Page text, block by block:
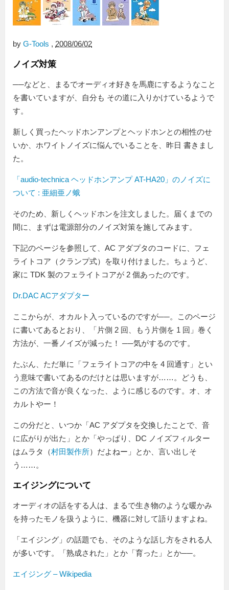
by G-Tools , 2008/06/02
ノイズ対策
──などと、まるでオーディオ好きを馬鹿にするようなこと
を書いていますが、自分も その道に入りかけているようで
す。
新しく買ったヘッドホンアンプとヘッドホンとの相性のせ
いか、ホワイトノイズに悩んでいることを、昨日 書きまし
た。
「audio-technica ヘッドホンアンプ AT-HA20」のノイズに
ついて : 亜細亜ノ蛾
そのため、新しくヘッドホンを注文しました。届くまでの
間に、まずは電源部分のノイズ対策を施してみます。
下記のページを参照して、AC アダプタのコードに、フェ
ライトコア（クランプ式）を取り付けました。ちょうど、
家に TDK 製のフェライトコアが 2 個あったのです。
Dr.DAC ACアダプター
ここからが、オカルト入っているのですが──。このページ
に書いてあるとおり、「片側 2 回、もう片側を 1 回」巻く
方法が、一番ノイズが減った！ ──気がするのです。
たぶん、ただ単に「フェライトコアの中を 4 回通す」とい
う意味で書いてあるのだけとは思いますが……。どうも、
この方法で音が良くなった、ように感じるのです。オ、オ
カルトやー！
この分だと、いつか「AC アダプタを交換したことで、音
に広がりが出た」とか「やっぱり、DC ノイズフィルター
はムラタ（村田製作所）だよねー」とか、言い出しそ
う……。
エイジングについて
オーディオの話をする人は、まるで生き物のような暖かみ
を持ったモノを扱うように、機器に対して語りますよね。
「エイジング」の話題でも、そのような話し方をされる人
が多いです。「熟成された」とか「育った」とか──。
エイジング – Wikipedia